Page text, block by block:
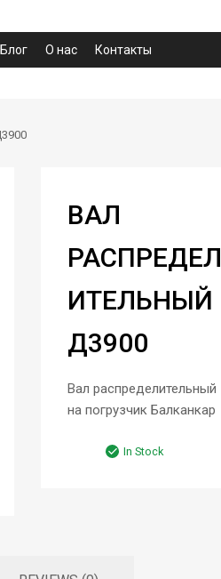
Блог О нас Контакты
ВАЛ
РАСПРЕДЕЛ
ИТЕЛЬНЫЙ
Д3900
Вал распределительный
на погрузчик Балканкар
In Stock